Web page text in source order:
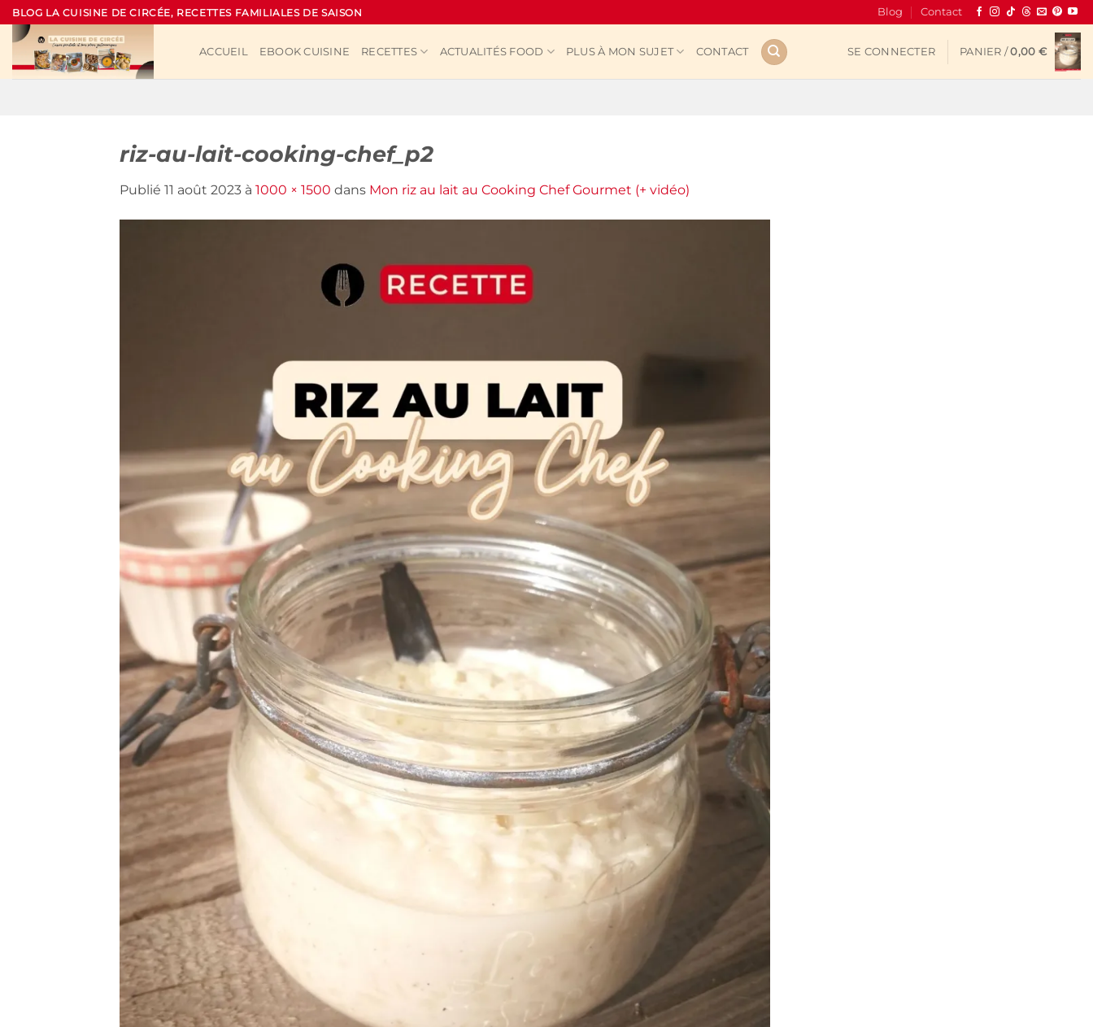
Passer
au
contenu
BLOG LA CUISINE DE CIRCÉE, RECETTES FAMILIALES DE SAISON Blog Contact
ACCUEIL EBOOK CUISINE RECETTES ACTUALITÉS FOOD PLUS À MON SUJET CONTACT SE CONNECTER PANIER /0,00 €
riz-au-lait-cooking-chef_p2
Publié 11 août 2023 à 1000 × 1500 dans Mon riz au lait au Cooking Chef Gourmet (+ vidéo)